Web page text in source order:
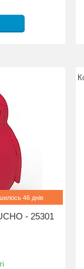
46 днів
- 25301